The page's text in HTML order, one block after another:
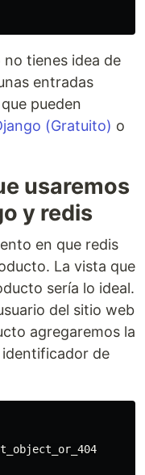
no tienes idea de
entradas
pueden
(Gratuito) o
usaremos
y redis
en que redis
La vista que
sería lo ideal.
del sitio web
agregaremos la
de